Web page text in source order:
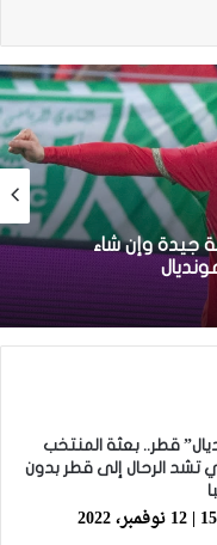
جيدة وإن شاء
مع المباراة وخا
باش نعاونوا
قطر.. بعثة المنتخب
تشد الرحال إلى قطر بدون
2022